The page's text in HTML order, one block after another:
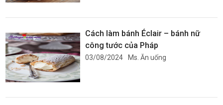
Cách làm bánh Éclair – bánh nữ
công tước của Pháp
03/08/2024 Ms. Ăn uống